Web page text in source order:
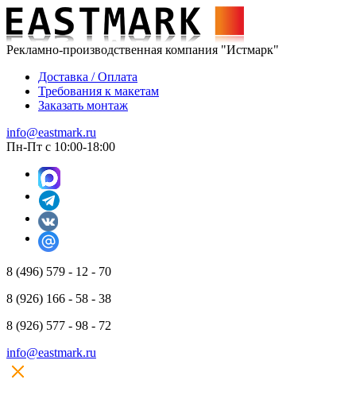
Рекламно-производственная компания "Истмарк"
Доставка / Оплата
Требования к макетам
Заказать монтаж
info@eastmark.ru
Пн-Пт с 10:00-18:00
8 (496) 579 - 12 - 70
8 (926) 166 - 58 - 38
8 (926) 577 - 98 - 72
info@eastmark.ru